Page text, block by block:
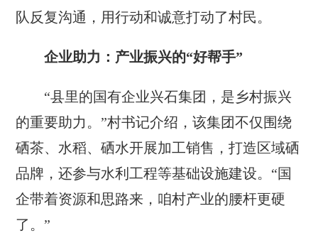
队反复沟通，用行动和诚意打动了村民。
企业助力：产业振兴的“好帮手”
“县里的国有企业兴石集团，是乡村振兴
的重要助力。”村书记介绍，该集团不仅围绕
硒茶、水稻、硒水开展加工销售，打造区域硒
品牌，还参与水利工程等基础设施建设。“国
企带着资源和思路来，咱村产业的腰杆更硬
了。”